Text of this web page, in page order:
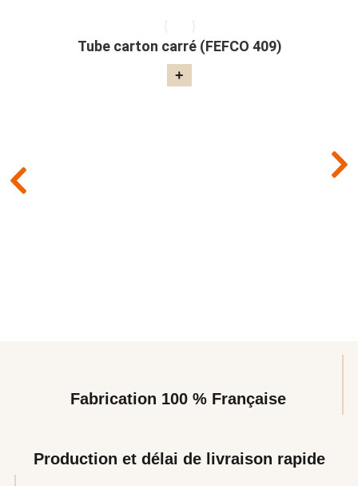
Tube carton carré (FEFCO 409)
+
Fabrication 100 % Française
Production et délai de livraison rapide